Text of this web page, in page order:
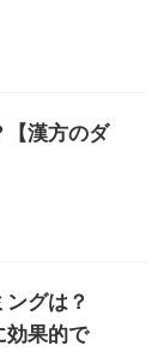
【漢方のダ
グは？
効果的で